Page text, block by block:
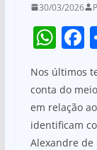
30/03/2026
W
h
at
s
A
F
c
e
Nos últimos
conta do
em relação
identificam
Alexandre de